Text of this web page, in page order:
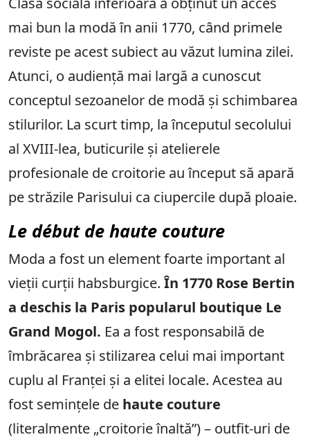
mai bun la modă în anii 1770, când primele
reviste pe acest subiect au văzut lumina zilei.
Atunci, o audiență mai largă a cunoscut
conceptul sezoanelor de modă și schimbarea
stilurilor. La scurt timp, la începutul secolului
al XVIII-lea, buticurile și atelierele
profesionale de croitorie au început să apară
pe străzile Parisului ca ciupercile după ploaie.
Le début de haute couture
Moda a fost un element foarte important al
vieții curții habsburgice.În 1770 Rose Bertin
a deschis la Paris popularul boutique Le
Grand Mogol. Ea a fost responsabilă de
îmbrăcarea și stilizarea celui mai important
cuplu al Franței și a elitei locale. Acestea au
fost semințele de haute couture
(literalmente „croitorie înaltă”) – outfit-uri de